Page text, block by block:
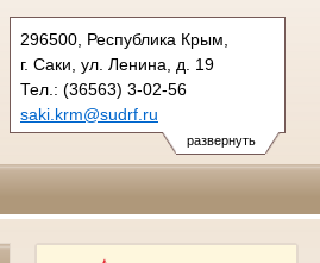
развернуть
296500, Республика Крым,
г. Саки, ул. Ленина, д. 19
Тел.: (36563) 3-02-56
saki.krm@sudrf.ru